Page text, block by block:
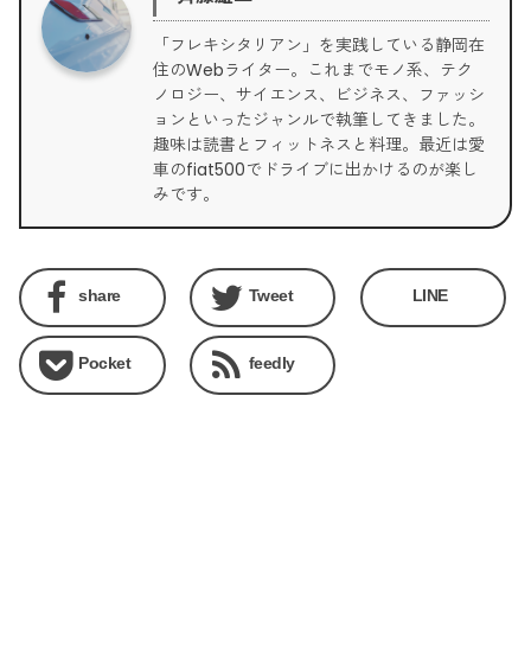
「フレキシタリアン」を実践している静岡在
住のWebライター。これまでモノ系、テク
ノロジー、サイエンス、ビジネス、ファッシ
ョンといったジャンルで執筆してきました。
趣味は読書とフィットネスと料理。最近は愛
車のfiat500でドライブに出かけるのが楽し
みです。
share Tweet LINE
Pocket feedly